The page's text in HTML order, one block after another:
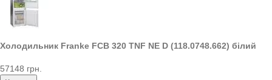
Холодильник Franke FCB 320 TNF NE D (118.0748.662) білий
57148 грн.